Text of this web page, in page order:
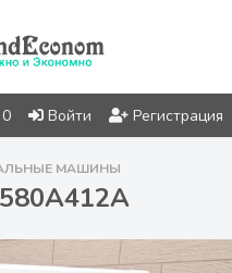
0 Войти Регистрация
МАШИНЫ